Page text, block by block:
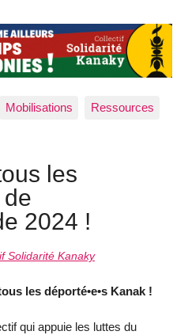
Mobilisations Ressources
les
de
2024 !
Solidarité Kanaky
les déporté•e•s Kanak !
qui appuie les luttes du